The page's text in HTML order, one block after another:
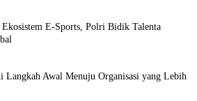
E-Sports, Polri Bidik Talenta
Langkah Awal Menuju Organisasi yang Lebih